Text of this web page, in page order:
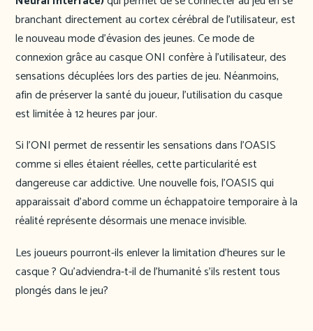
branchant directement au cortex cérébral de l’utilisateur, est
le nouveau mode d’évasion des jeunes. Ce mode de
connexion grâce au casque ONI confère à l’utilisateur, des
sensations décuplées lors des parties de jeu. Néanmoins,
afin de préserver la santé du joueur, l’utilisation du casque
est limitée à 12 heures par jour.
Si l’ONI permet de ressentir les sensations dans l’OASIS
comme si elles étaient réelles, cette particularité est
dangereuse car addictive. Une nouvelle fois, l’OASIS qui
apparaissait d’abord comme un échappatoire temporaire à la
réalité représente désormais une menace invisible.
Les joueurs pourront-ils enlever la limitation d’heures sur le
casque ? Qu’adviendra-t-il de l’humanité s’ils restent tous
plongés dans le jeu?